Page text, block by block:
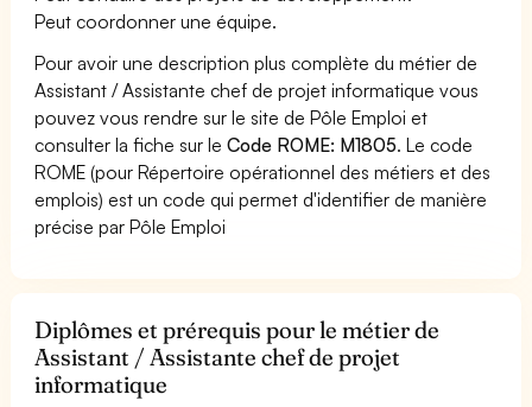
Peut coordonner une équipe.
Pour avoir une description plus complète du métier de
Assistant / Assistante chef de projet informatique vous
pouvez vous rendre sur le site de Pôle Emploi et
consulter la fiche sur leCode ROME: M1805. Le code
ROME (pour Répertoire opérationnel des métiers et des
emplois) est un code qui permet d'identifier de manière
précise par Pôle Emploi
Diplômes et prérequis pour le métier de
Assistant / Assistante chef de projet
informatique